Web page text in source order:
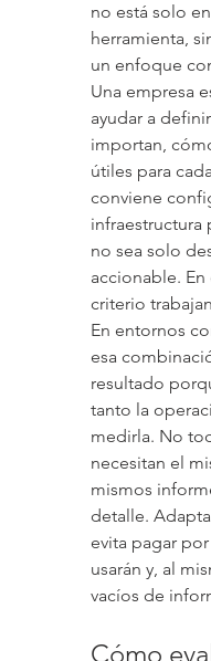
no está solo
herramienta,
un enfoque
Una empresa
ayudar a
importan,
útiles para
conviene
infraestructura
no sea solo
accionable.
criterio
En entornos
esa
resultado
tanto la
medirla. No
necesitan el
mismos
detalle.
evita pagar
usarán y, al
vacíos de
Cómo